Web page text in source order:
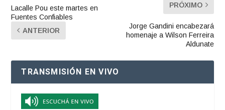
Lacalle Pou este martes en
Fuentes Confiables
ANTERIOR
PRÓXIMO
Jorge Gandini encabezará
homenaje a Wilson Ferreira
Aldunate
TRANSMISIÓN EN VIVO